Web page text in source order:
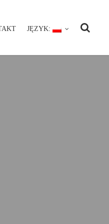
JĘZYK:
JĘZYK: